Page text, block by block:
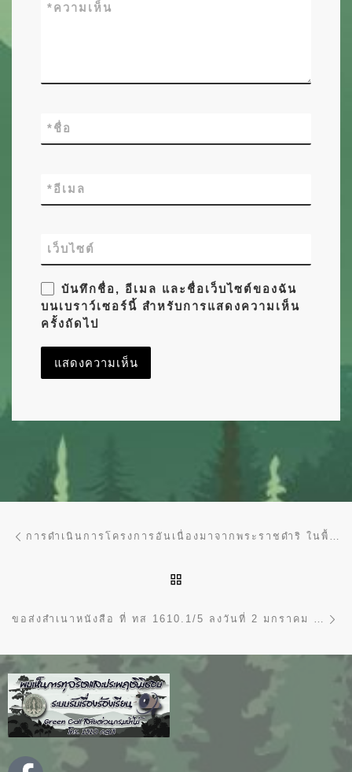
ความเห็น
*
ชื่อ
*
อีเมล
*
เว็บไซต์
บันทึกชื่อ, อีเมล และชื่อเว็บไซต์ของฉัน
บนเบราว์เซอร์นี้ สำหรับการแสดงความเห็น
ครั้งถัดไป
การนำทางของเรื่อง การดำเนินการโครงการอันเนื่องมาจากพระราชดำริ ในพื้นที่ป่าสงวนแห่งชาติ ที่ ทส 1610.1/9 ลงวันที่ 2 มกราคม 2563
ขอส่งสำเนาหนังสือ ที่ ทส 1610.1/5 ลงวันที่ 2 มกราคม 2563